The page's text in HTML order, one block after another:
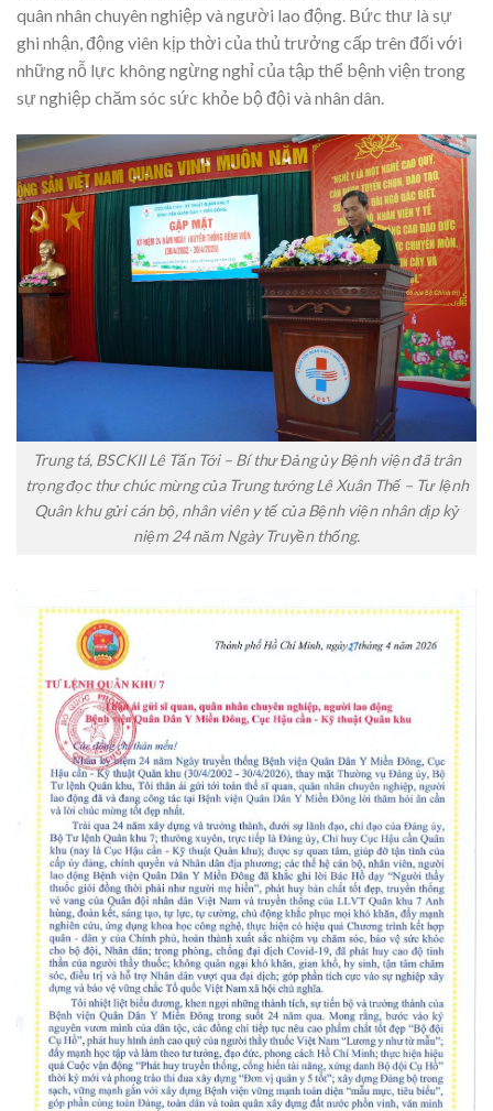
quân nhân chuyên nghiệp và người lao động. Bức thư là sự
ghi nhận, động viên kịp thời của thủ trưởng cấp trên đối với
những nỗ lực không ngừng nghỉ của tập thể bệnh viện trong
sự nghiệp chăm sóc sức khỏe bộ đội và nhân dân.
Trung tá, BSCKII Lê Tấn Tới – Bí thư Đảng ủy Bệnh viện đã trân
trọng đọc thư chúc mừng của Trung tướng Lê Xuân Thế – Tư lệnh
Quân khu gửi cán bộ, nhân viên y tế của Bệnh viện nhân dịp kỷ
niệm 24 năm Ngày Truyền thống.